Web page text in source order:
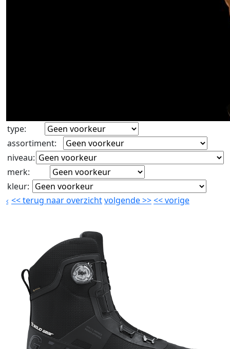
type:
assortiment:
niveau:
merk:
kleur:
<<terug naar overzichtvolgende>><<vorige